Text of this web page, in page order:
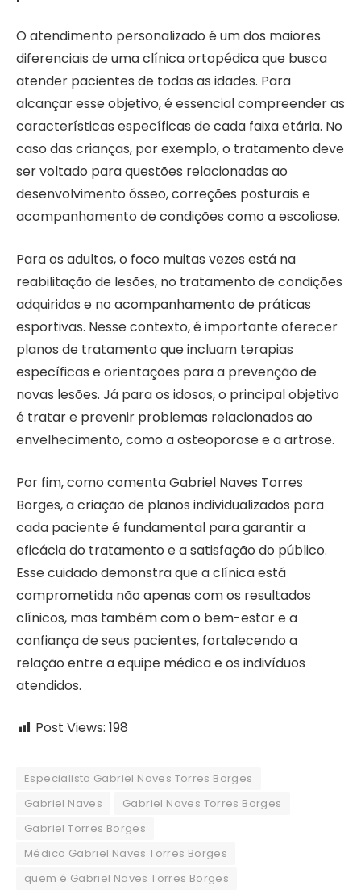
O atendimento personalizado é um dos maiores
diferenciais de uma clínica ortopédica que busca
atender pacientes de todas as idades. Para
alcançar esse objetivo, é essencial compreender as
características específicas de cada faixa etária. No
caso das crianças, por exemplo, o tratamento deve
ser voltado para questões relacionadas ao
desenvolvimento ósseo, correções posturais e
acompanhamento de condições como a escoliose.
Para os adultos, o foco muitas vezes está na
reabilitação de lesões, no tratamento de condições
adquiridas e no acompanhamento de práticas
esportivas. Nesse contexto, é importante oferecer
planos de tratamento que incluam terapias
específicas e orientações para a prevenção de
novas lesões. Já para os idosos, o principal objetivo
é tratar e prevenir problemas relacionados ao
envelhecimento, como a osteoporose e a artrose.
Por fim, como comenta Gabriel Naves Torres
Borges, a criação de planos individualizados para
cada paciente é fundamental para garantir a
eficácia do tratamento e a satisfação do público.
Esse cuidado demonstra que a clínica está
comprometida não apenas com os resultados
clínicos, mas também com o bem-estar e a
confiança de seus pacientes, fortalecendo a
relação entre a equipe médica e os indivíduos
atendidos.
Post Views: 198
Especialista Gabriel Naves Torres Borges
Gabriel Naves
Gabriel Naves Torres Borges
Gabriel Torres Borges
Médico Gabriel Naves Torres Borges
quem é Gabriel Naves Torres Borges